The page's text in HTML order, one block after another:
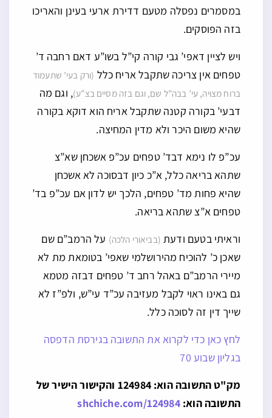
במסמרים נפסלה מטעם דדירת ארעי בעינן והאריכו
בזה הפוסקים.
ויש לציין דאפי’ גבי קורה קי”ל בשו”ע דאם רחבה ד’
טפחים אין צריכה שתקבל אריח כלל (ורק בעי’ שתעמוד
ברוח מצויה, עי’ בבה”ל שם, וגם בזה מסיים בצ”ע), וגם מה
דבעי’ בקורה קטנה שתקבל אריח הוא דוקא בקורה
שהיא משום היכר ולא מדין המחיצה.
עכ”פ לו נימא דבד’ טפחים עכ”פ אשכחן שא”צ
שתהא בריאה כלל, א”כ כיון דבסוכה לא אשכחן
שהיא פחות מד’ טפחים, הלכך יש לדון אם עכ”פ בד’
טפחים א”צ שתהא בריאה.
וראיתי בטעם ודעת (בביאורי הלכה) על הרמב”ם שם
שאכן כ’ להוכיח מהירושלמי שאפי’ בטומאת מת לא
מיירי הרמב”ם באהל רחב ד’ טפחים דבזה מטמא
גם באינו ראוי לקבל מעזיבה עכ”ד עי”ש, ולפ”ז לא
שייך דין זה לסוכה כלל.
לחץ כאן כדי לקרוא את התשובה בגירסת הדפסה
בגליון שבוע 70
מק"ט התשובה הוא: 124984 והקישור הישיר של
התשובה הוא:shchiche.com/124984